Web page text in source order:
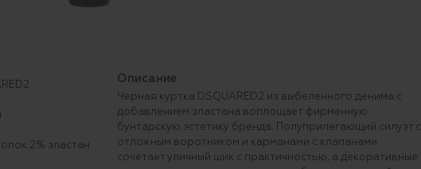
2% эластан
Описание
Черная куртка DSQUARED2 из выбеленного денима с
добавлением эластана воплощает фирменную
бунтарскую эстетику бренда. Полуприлегающий силуэт с
отложным воротником и карманами с клапанами
сочетает уличный шик с практичностью, а декоративные